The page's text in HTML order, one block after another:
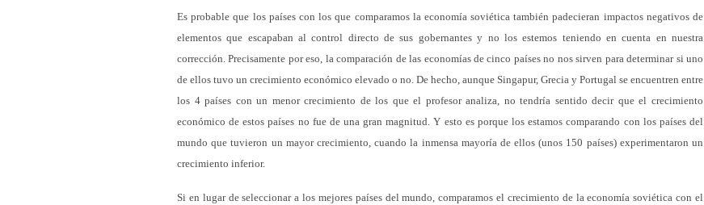
Es probable que los países con los que comparamos la economía soviética también padecieran impactos negativos de
elementos que escapaban al control directo de sus gobernantes y no los estemos teniendo en cuenta en nuestra
corrección. Precisamente por eso, la comparación de las economías de cinco países no nos sirven para determinar si uno
de ellos tuvo un crecimiento económico elevado o no. De hecho, aunque Singapur, Grecia y Portugal se encuentren entre
los 4 países con un menor crecimiento de los que el profesor analiza, no tendría sentido decir que el crecimiento
económico de estos países no fue de una gran magnitud. Y esto es porque los estamos comparando con los países del
mundo que tuvieron un mayor crecimiento, cuando la inmensa mayoría de ellos (unos 150 países) experimentaron un
crecimiento inferior.
Si en lugar de seleccionar a los mejores países del mundo, comparamos el crecimiento de la economía soviética con el